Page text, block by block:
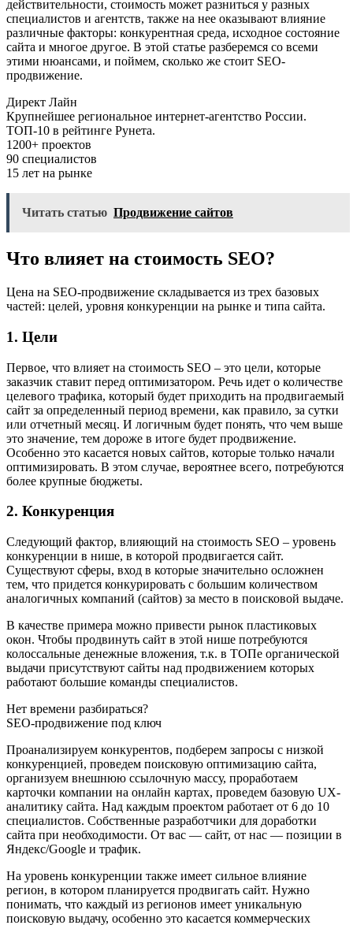
действительности, стоимость может разниться у разных
специалистов и агентств, также на нее оказывают влияние
различные факторы: конкурентная среда, исходное состояние
сайта и многое другое. В этой статье разберемся со всеми
этими нюансами, и поймем, сколько же стоит SEO-
продвижение.
Директ Лайн
Крупнейшее региональное интернет-агентство России.
ТОП-10 в рейтинге Рунета.
1200+ проектов
90 специалистов
15 лет на рынке
Читать статью Продвижение сайтов
Что влияет на стоимость SEO?
Цена на SEO-продвижение складывается из трех базовых
частей: целей, уровня конкуренции на рынке и типа сайта.
1. Цели
Первое, что влияет на стоимость SEO – это цели, которые
заказчик ставит перед оптимизатором. Речь идет о количестве
целевого трафика, который будет приходить на продвигаемый
сайт за определенный период времени, как правило, за сутки
или отчетный месяц. И логичным будет понять, что чем выше
это значение, тем дороже в итоге будет продвижение.
Особенно это касается новых сайтов, которые только начали
оптимизировать. В этом случае, вероятнее всего, потребуются
более крупные бюджеты.
2. Конкуренция
Следующий фактор, влияющий на стоимость SEO – уровень
конкуренции в нише, в которой продвигается сайт.
Существуют сферы, вход в которые значительно осложнен
тем, что придется конкурировать с большим количеством
аналогичных компаний (сайтов) за место в поисковой выдаче.
В качестве примера можно привести рынок пластиковых
окон. Чтобы продвинуть сайт в этой нише потребуются
колоссальные денежные вложения, т.к. в ТОПе органической
выдачи присутствуют сайты над продвижением которых
работают большие команды специалистов.
Нет времени разбираться?
SEO-продвижение под ключ
Проанализируем конкурентов, подберем запросы с низкой
конкуренцией, проведем поисковую оптимизацию сайта,
организуем внешнюю ссылочную массу, проработаем
карточки компании на онлайн картах, проведем базовую UX-
аналитику сайта. Над каждым проектом работает от 6 до 10
специалистов. Собственные разработчики для доработки
сайта при необходимости. От вас — сайт, от нас — позиции в
Яндекс/Google и трафик.
На уровень конкуренции также имеет сильное влияние
регион, в котором планируется продвигать сайт. Нужно
понимать, что каждый из регионов имеет уникальную
поисковую выдачу, особенно это касается коммерческих